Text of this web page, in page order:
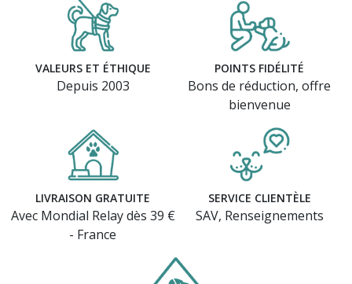
VALEURS ET ÉTHIQUE
Depuis 2003
POINTS FIDÉLITÉ
Bons de réduction, offre
bienvenue
LIVRAISON GRATUITE
Avec Mondial Relay dès 39 €
- France
SERVICE CLIENTÈLE
SAV, Renseignements